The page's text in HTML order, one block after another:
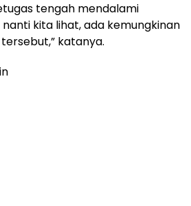
tengah mendalami
nanti kita lihat, ada kemungkinan
katanya.